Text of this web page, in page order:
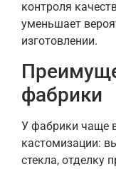
контроля
уменьшает
изготовлении.
фабрики
У фабрики чаще
кастомизации:
стекла, отделку